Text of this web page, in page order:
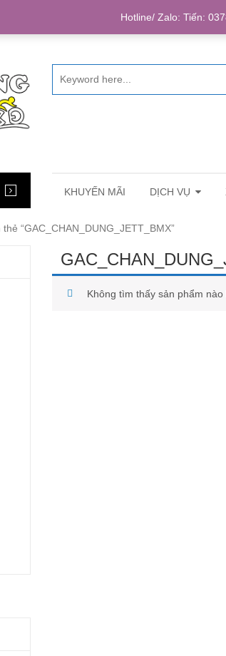
KHUYẾN MÃI DỊCH VỤ
“GAC_CHAN_DUNG_JETT_BMX”
Không tìm thấy sản phẩm
Hotline/ Zalo: Tiến: